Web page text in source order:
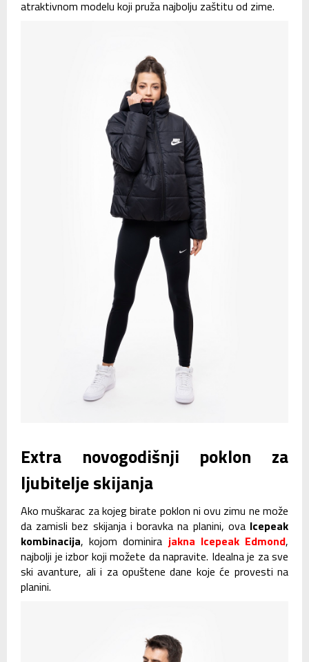
atraktivnom modelu koji pruža najbolju zaštitu od zime.
Extra novogodišnji poklon za
ljubitelje skijanja
Ako muškarac za kojeg birate poklon ni ovu zimu ne može
da zamisli bez skijanja i boravka na planini, ova Icepeak
kombinacija, kojom dominira jakna Icepeak Edmond,
najbolji je izbor koji možete da napravite. Idealna je za sve
ski avanture, ali i za opuštene dane koje će provesti na
planini.